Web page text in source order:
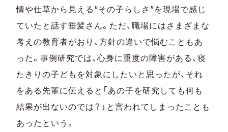
情や仕草から見える“その子らしさ”を現場で感じ
ていたと話す垂髪さん。ただ、職場にはさまざまな
考えの教育者がおり、方針の違いで悩むこともあ
った。事例研究では、心身に重度の障害がある、寝
たきりの子どもを対象にしたいと思ったが、それ
をある先輩に伝えると「あの子を研究しても何も
結果が出ないのでは？」と言われてしまったことも
あったという。